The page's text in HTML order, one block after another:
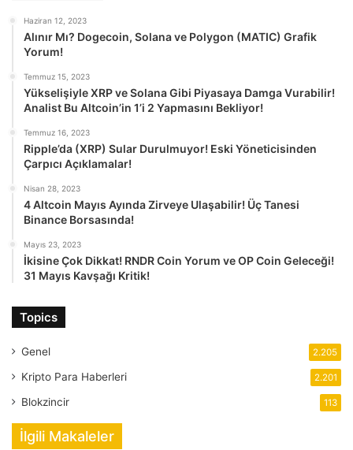
Haziran 12, 2023
Alınır Mı? Dogecoin, Solana ve Polygon (MATIC) Grafik
Yorum!
Temmuz 15, 2023
Yükselişiyle XRP ve Solana Gibi Piyasaya Damga Vurabilir!
Analist Bu Altcoin’in 1’i 2 Yapmasını Bekliyor!
Temmuz 16, 2023
Ripple’da (XRP) Sular Durulmuyor! Eski Yöneticisinden
Çarpıcı Açıklamalar!
Nisan 28, 2023
4 Altcoin Mayıs Ayında Zirveye Ulaşabilir! Üç Tanesi
Binance Borsasında!
Mayıs 23, 2023
İkisine Çok Dikkat! RNDR Coin Yorum ve OP Coin Geleceği!
31 Mayıs Kavşağı Kritik!
Topics
Genel 2.205
Kripto Para Haberleri 2.201
Blokzincir 113
İlgili Makaleler